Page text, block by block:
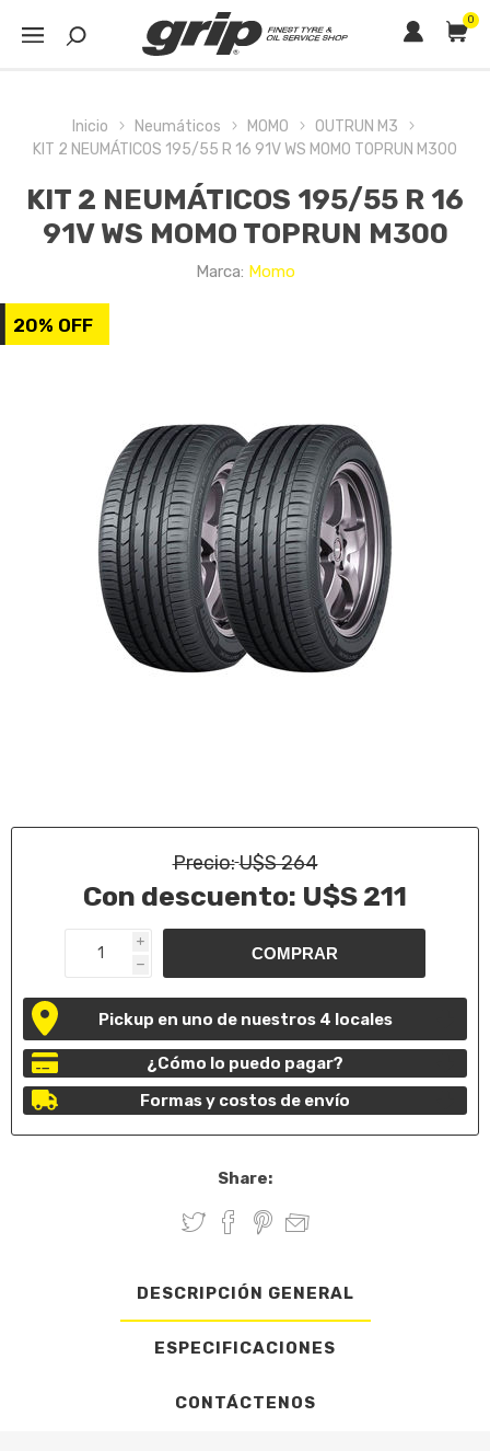
0
Inicio Neumáticos MOMO
OUTRUN M3
KIT 2 NEUMÁTICOS 195/55 R 16 91V WS MOMO TOPRUN M300
KIT 2 NEUMÁTICOS 195/55 R 16
91V WS MOMO TOPRUN M300
Marca: Momo
20% OFF
Precio:U$S 264
Con descuento: U$S 211
i
h
Pickup en uno de nuestros 4 locales
¿Cómo lo puedo pagar?
Formas y costos de envío
Share:
DESCRIPCIÓN GENERAL
ESPECIFICACIONES
CONTÁCTENOS